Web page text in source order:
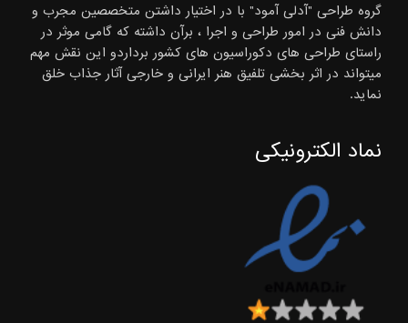
گروه طراحی "آدلی آمود" با در اختیار داشتن متخصصین مجرب و
دانش فنی در امور طراحی و اجرا ، برآن داشته که گامی موثر در
راستای طراحی های دکوراسیون های کشور برداردو این نقش مهم
میتواند در اثر بخشی تلفیق هنر ایرانی و خارجی آثار جذاب خلق
نماید.
نماد الکترونیکی